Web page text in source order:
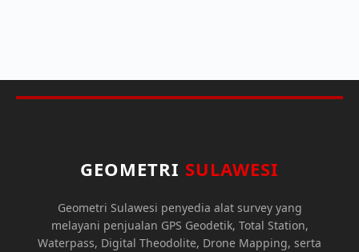
GEOMETRI SULAWESI
Geometri Sulawesi penyedia alat survey yang
melayani penjualan GPS Geodetik, Total Station,
Waterpass, Digital Theodolite, Drone Mapping, serta